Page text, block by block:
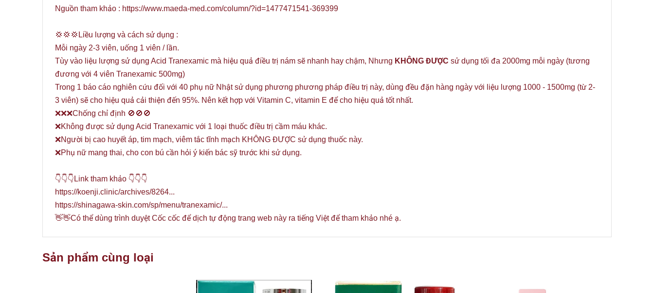
Nguồn tham khảo : https://www.maeda-med.com/column/?id=1477471541-369399
💢💢💢Liều lượng và cách sử dụng :
Mỗi ngày 2-3 viên, uống 1 viên / lần.
Tùy vào liệu lượng sử dụng Acid Tranexamic mà hiệu quả điều trị nám sẽ nhanh hay chậm, Nhưng KHÔNG ĐƯỢC sử dụng tối đa 2000mg mỗi ngày (tương
đương với 4 viên Tranexamic 500mg)
Trong 1 báo cáo nghiên cứu đối với 40 phụ nữ Nhật sử dụng phương phương pháp điều trị này, dùng đều đặn hàng ngày với liệu lượng 1000 - 1500mg (từ 2-
3 viên) sẽ cho hiệu quả cải thiện đến 95%. Nên kết hợp với Vitamin C, vitamin E để cho hiệu quả tốt nhất.
❌❌❌Chống chỉ định 🚫🚫🚫
❌Không được sử dụng Acid Tranexamic với 1 loại thuốc điều trị cầm máu khác.
❌Người bị cao huyết áp, tim mạch, viêm tắc tĩnh mạch KHÔNG ĐƯỢC sử dụng thuốc này.
❌Phụ nữ mang thai, cho con bú cần hỏi ý kiến bác sỹ trước khi sử dụng.
👇👇👇Link tham khảo 👇👇👇
https://koenji.clinic/archives/8264...
https://shinagawa-skin.com/sp/menu/tranexamic/...
👋👋Có thể dùng trình duyệt Cốc cốc để dịch tự động trang web này ra tiếng Việt để tham khảo nhé ạ.
Sản phẩm cùng loại